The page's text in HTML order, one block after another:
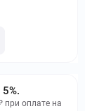
при оплате на